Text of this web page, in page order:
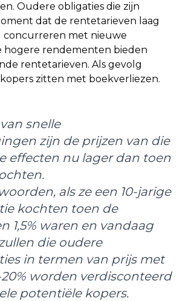
Oudere obligaties die zijn
dat de rentetarieven laag
concurreren met nieuwe
hogere rendementen bieden
rentetarieven. Als gevolg
zitten met boekverliezen.
snelle
zijn de prijzen van die
effecten nu lager dan toen
als ze een 10-jarige
kochten toen de
1,5% waren en vandaag
die oudere
in termen van prijs met
20% worden verdisconteerd
potentiële kopers.